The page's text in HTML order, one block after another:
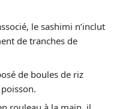
le sashimi n’inclut
de tranches de
de boules de riz